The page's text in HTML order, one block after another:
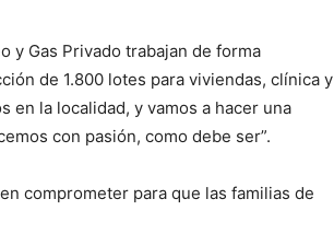
y Gas Privado trabajan de forma
de 1.800 lotes para viviendas, clínica y
en la localidad, y vamos a hacer una
con pasión, como debe ser”.
comprometer para que las familias de